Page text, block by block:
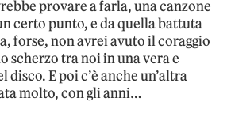
provare a farla, una canzone
certo punto, e da quella battuta
forse, non avrei avuto il coraggio
scherzo tra noi in una vera e
E poi c’è anche un’altra
molto, con gli anni…